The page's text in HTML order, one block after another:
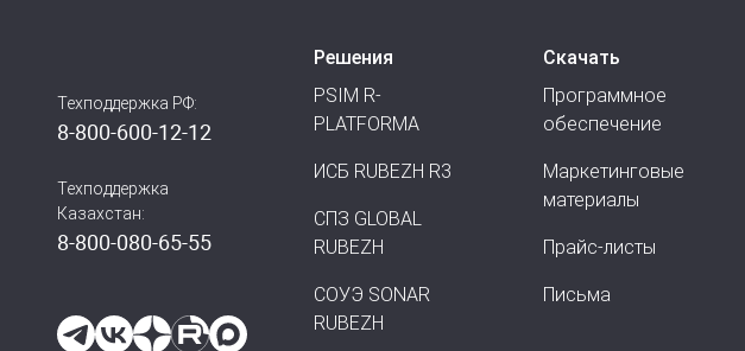
Техподдержка РФ:
8-800-600-12-12
Техподдержка
Казахстан:
8-800-080-65-55
Решения
PSIM R-
PLATFORMA
ИСБ RUBEZH R3
СПЗ GLOBAL
RUBEZH
СОУЭ SONAR
RUBEZH
Скачать
Программное
обеспечение
Маркетинговые
материалы
Прайс-листы
Письма